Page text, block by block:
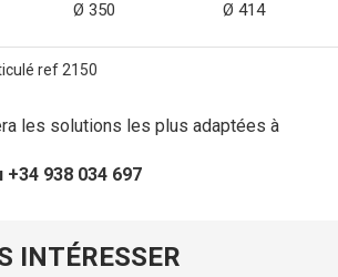
Ø 350 Ø 414
ref 2150
les solutions les plus adaptées à
938 034 697
INTÉRESSER